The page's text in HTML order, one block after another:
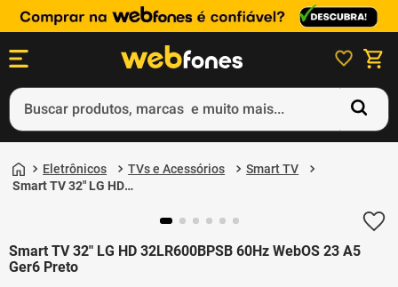
Buscar produtos, marcas e muito mais...
Eletrônicos TVs e Acessórios
Smart TV
Smart TV 32" LG HD
Smart TV 32" LG HD 32LR600BPSB 60Hz WebOS 23 A5
Ger6 Preto
1º
ps5
3º
ps4
4º
smartphone